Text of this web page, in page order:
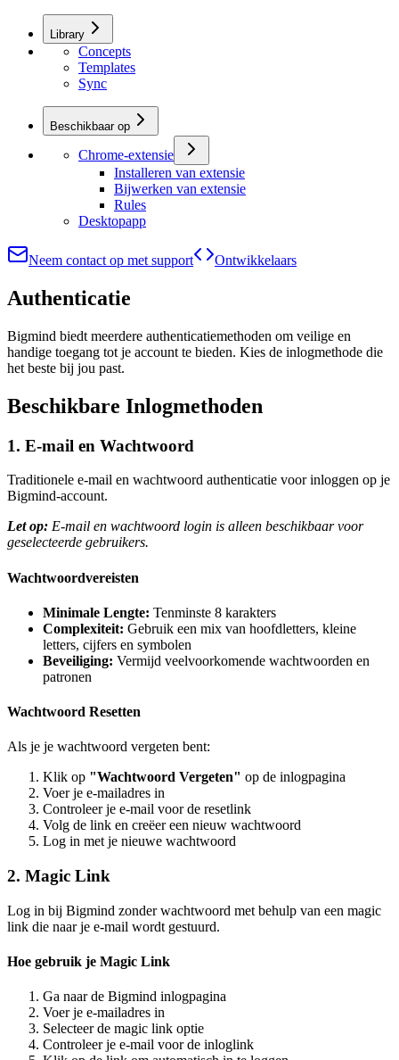
Library
Concepts
Templates
Sync
Beschikbaar op
Chrome-extensie
Installeren van extensie
Bijwerken van extensie
Rules
Desktopapp
Neem contact op met support Ontwikkelaars
Authenticatie
Bigmind biedt meerdere authenticatiemethoden om veilige en
handige toegang tot je account te bieden. Kies de inlogmethode die
het beste bij jou past.
Beschikbare Inlogmethoden
1. E-mail en Wachtwoord
Traditionele e-mail en wachtwoord authenticatie voor inloggen op je
Bigmind-account.
Let op: E-mail en wachtwoord login is alleen beschikbaar voor
geselecteerde gebruikers.
Wachtwoordvereisten
Minimale Lengte: Tenminste 8 karakters
Complexiteit: Gebruik een mix van hoofdletters, kleine
letters, cijfers en symbolen
Beveiliging: Vermijd veelvoorkomende wachtwoorden en
patronen
Wachtwoord Resetten
Als je je wachtwoord vergeten bent:
Klik op "Wachtwoord Vergeten" op de inlogpagina
Voer je e-mailadres in
Controleer je e-mail voor de resetlink
Volg de link en creëer een nieuw wachtwoord
Log in met je nieuwe wachtwoord
2. Magic Link
Log in bij Bigmind zonder wachtwoord met behulp van een magic
link die naar je e-mail wordt gestuurd.
Hoe gebruik je Magic Link
Ga naar de Bigmind inlogpagina
Voer je e-mailadres in
Selecteer de magic link optie
Controleer je e-mail voor de inloglink